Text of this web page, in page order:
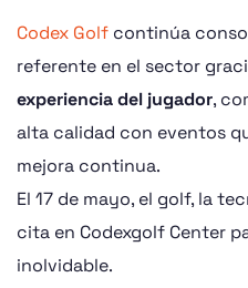
Codex Golf continúa
referente en el sector
experiencia del jugador,
alta calidad con eventos
mejora continua.
El 17 de mayo, el golf, la
cita en Codexgolf Center
inolvidable.